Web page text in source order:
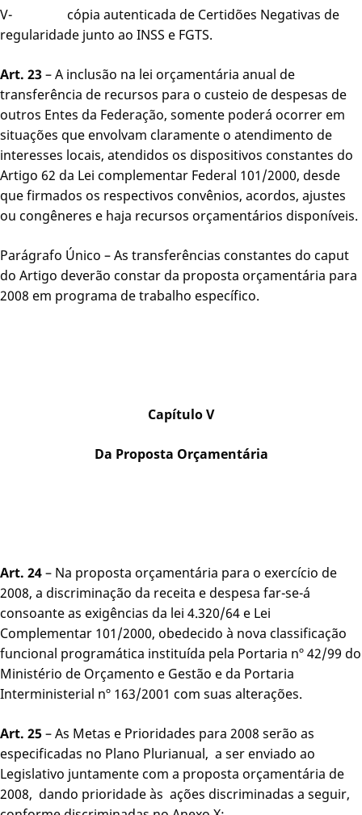
V- cópia autenticada de Certidões Negativas de
regularidade junto ao INSS e FGTS.
Art. 23– A inclusão na lei orçamentária anual de
transferência de recursos para o custeio de despesas de
outros Entes da Federação, somente poderá ocorrer em
situações que envolvam claramente o atendimento de
interesses locais, atendidos os dispositivos constantes do
Artigo 62 da Lei complementar Federal 101/2000, desde
que firmados os respectivos convênios, acordos, ajustes
ou congêneres e haja recursos orçamentários disponíveis.
Parágrafo Único – As transferências constantes do caput
do Artigo deverão constar da proposta orçamentária para
2008 em programa de trabalho específico.
Capítulo V
Da Proposta Orçamentária
Art. 24– Na proposta orçamentária para o exercício de
2008, a discriminação da receita e despesa far-se-á
consoante as exigências da lei 4.320/64 e Lei
Complementar 101/2000, obedecido à nova classificação
funcional programática instituída pela Portaria nº 42/99 do
Ministério de Orçamento e Gestão e da Portaria
Interministerial nº 163/2001 com suas alterações.
Art. 25– As Metas e Prioridades para 2008 serão as
especificadas no Plano Plurianual, a ser enviado ao
Legislativo juntamente com a proposta orçamentária de
2008, dando prioridade às ações discriminadas a seguir,